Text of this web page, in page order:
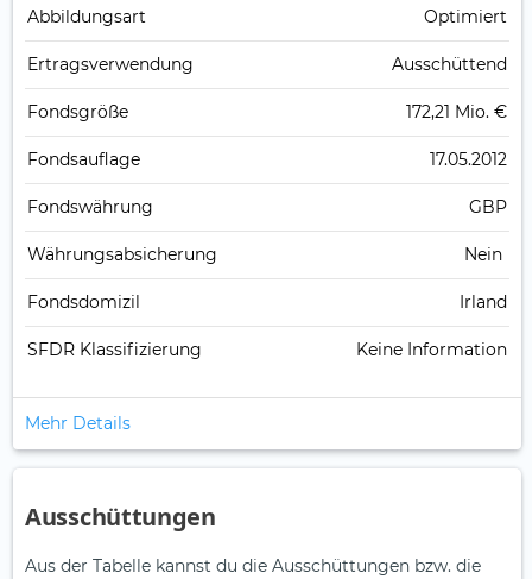
Abbildungs­art Optimiert
Ertrags­verwendung Ausschüttend
Fonds­größe 172,21 Mio. €
Fonds­auflage 17.05.2012
Fonds­währung GBP
Währungsabsicherung Nein
Fondsdomizil Irland
SFDR Klassifizierung Keine Information
Mehr Details
Ausschüttungen
Aus der Tabelle kannst du die Ausschüttungen bzw. die